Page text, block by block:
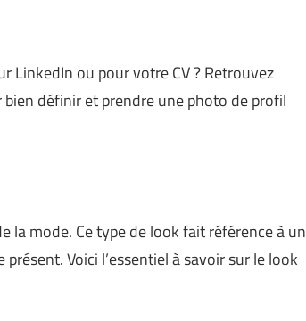
LinkedIn ou pour votre CV ? Retrouvez
définir et prendre une photo de profil
la mode. Ce type de look fait référence à un
Voici l’essentiel à savoir sur le look